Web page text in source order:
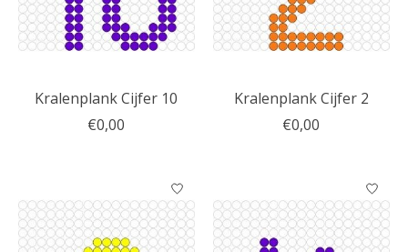
Kralenplank Cijfer 10
€0,00
Kralenplank Cijfer 2
€0,00